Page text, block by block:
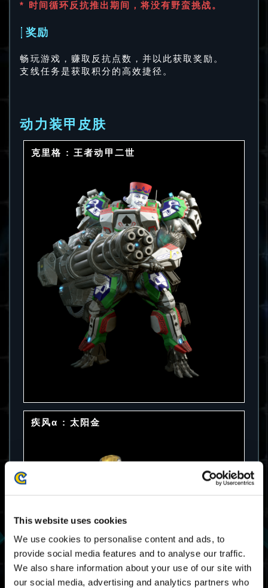
This website uses cookies
We use cookies to personalise content and ads, to
provide social media features and to analyse our traffic.
We also share information about your use of our site with
our social media, advertising and analytics partners who
* 时间循环反抗推出期间，将没有野蛮挑战。
奖励
畅玩游戏，赚取反抗点数，并以此获取奖励。
支线任务是获取积分的高效捷径。
动力装甲皮肤
克里格 : 王者动甲二世
疾风α : 太阳金